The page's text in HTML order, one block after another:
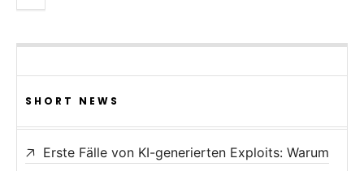
SHORT NEWS
Erste Fälle von KI-generierten Exploits: Warum